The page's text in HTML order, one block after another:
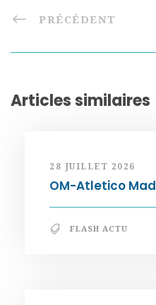
PRÉCÉDENT
Articles similaires
28 JUILLET 2026
OM-Atletico
FLASH ACTU